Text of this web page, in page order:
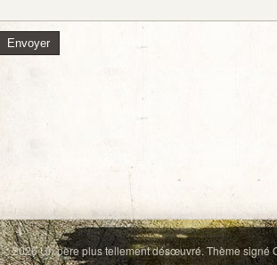
© 2026Un père plus tellement désœuvré. Thème signé